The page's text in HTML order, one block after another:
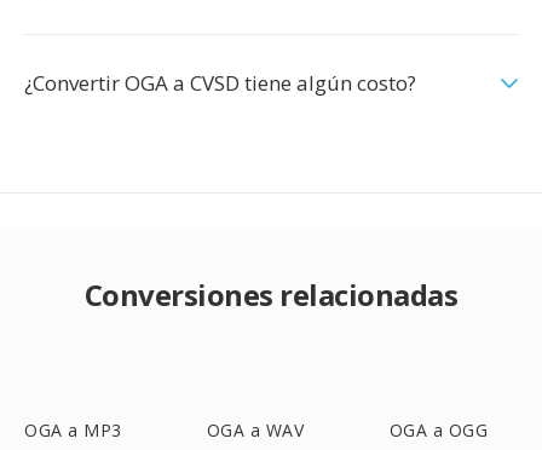
¿Convertir OGA a CVSD tiene algún costo?
Conversiones relacionadas
OGA a MP3 OGA a WAV OGA a OGG